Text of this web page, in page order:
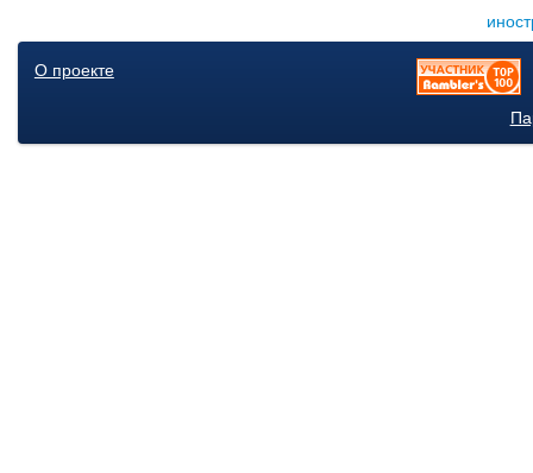
О проекте